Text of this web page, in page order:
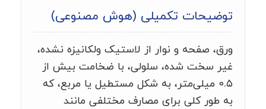
توضیحات تکمیلی (هوش مصنوعی)
ورق، صفحه و نوار از لاستیک ولکانیزه نشده،
غیر سخت شده، سلولی، با ضخامت بیش از
۰.۵ میلی‌متر، به شکل مستطیل یا مربع، که
به طور کلی برای مصارف مختلفی مانند